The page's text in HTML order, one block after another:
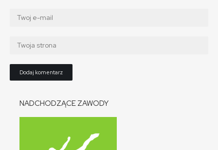
NADCHODZĄCE ZAWODY